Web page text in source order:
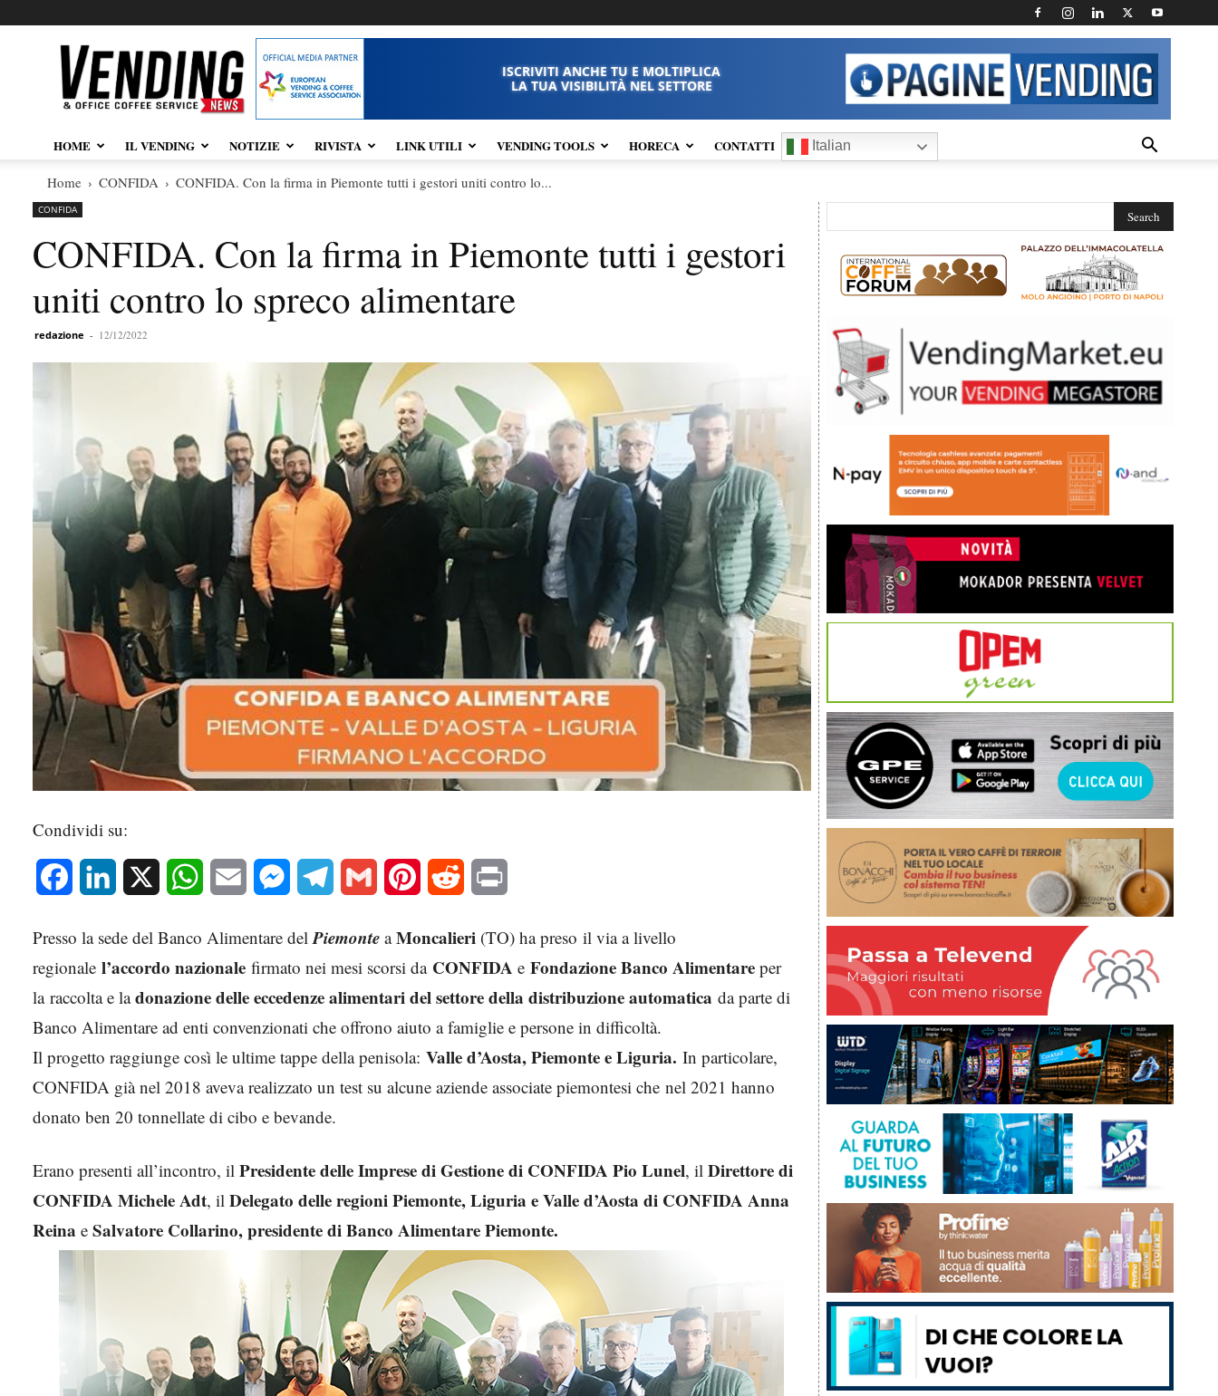
Vendingnews.it
ISCRIVITI ANCHE TU E MOLTIPLICA
LA TUA VISIBILITÀ NEL SETTORE
HOME IL VENDING NOTIZIE RIVISTA LINK UTILI VENDING TOOLS HORECA CONTATTI Italian
Home CONFIDA CONFIDA. Con la firma in Piemonte tutti i gestori uniti contro lo...
CONFIDA
CONFIDA. Con la firma in Piemonte tutti i gestori
uniti contro lo spreco alimentare
redazione - 12/12/2022
Condividi su:
Facebook LinkedIn WhatsAppEmail MessengerTelegram Gmail Pinterest Reddit
Presso la sede del Banco Alimentare del Piemonte aMoncalieri (TO) ha preso il via a livello
regionale l’accordo nazionale firmato nei mesi scorsi da CONFIDA e Fondazione Banco Alimentare per
la raccolta e ladonazione delle eccedenze alimentari del settore della distribuzione automatica da parte di
Banco Alimentare ad enti convenzionati che offrono aiuto a famiglie e persone in difficoltà.
Il progetto raggiunge così le ultime tappe della penisola: Valle d’Aosta, Piemonte e Liguria. In particolare,
CONFIDA già nel 2018 aveva realizzato un test su alcune aziende associate piemontesi che nel 2021 hanno
donato ben 20 tonnellate di cibo e bevande.
Erano presenti all’incontro, il Presidente delle Imprese di Gestione di CONFIDA Pio Lunel, il Direttore di
CONFIDA Michele Adt, il Delegato delle regioni Piemonte, Liguria e Valle d’Aosta di CONFIDA Anna
Reina e Salvatore Collarino, presidente di Banco Alimentare Piemonte.